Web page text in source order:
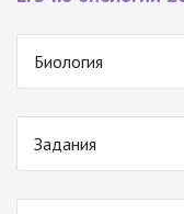
Биология
Задания